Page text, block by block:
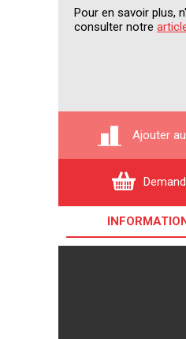
Pour en savoir plus,
consulter notre
Ajouter